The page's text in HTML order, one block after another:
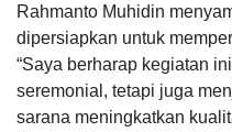
Rahmanto Muhidin
dipersiapkan untuk
“Saya berharap kegiatan
seremonial, tetapi juga
sarana meningkatkan